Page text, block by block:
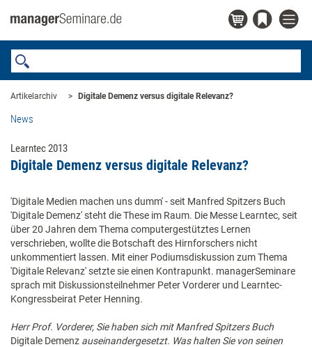
Artikelarchiv Digitale Demenz versus digitale Relevanz?
News
Learntec 2013
Digitale Demenz versus digitale Relevanz?
'Digitale Medien machen uns dumm' - seit Manfred Spitzers Buch
'Digitale Demenz' steht die These im Raum. Die Messe Learntec, seit
über 20 Jahren dem Thema computergestütztes Lernen
verschrieben, wollte die Botschaft des Hirnforschers nicht
unkommentiert lassen. Mit einer Podiumsdiskussion zum Thema
'Digitale Relevanz' setzte sie einen Kontrapunkt. managerSeminare
sprach mit Diskussionsteilnehmer Peter Vorderer und Learntec-
Kongressbeirat Peter Henning.
Herr Prof. Vorderer, Sie haben sich mit Manfred Spitzers Buch
Digitale Demenz auseinandergesetzt. Was halten Sie von seinen